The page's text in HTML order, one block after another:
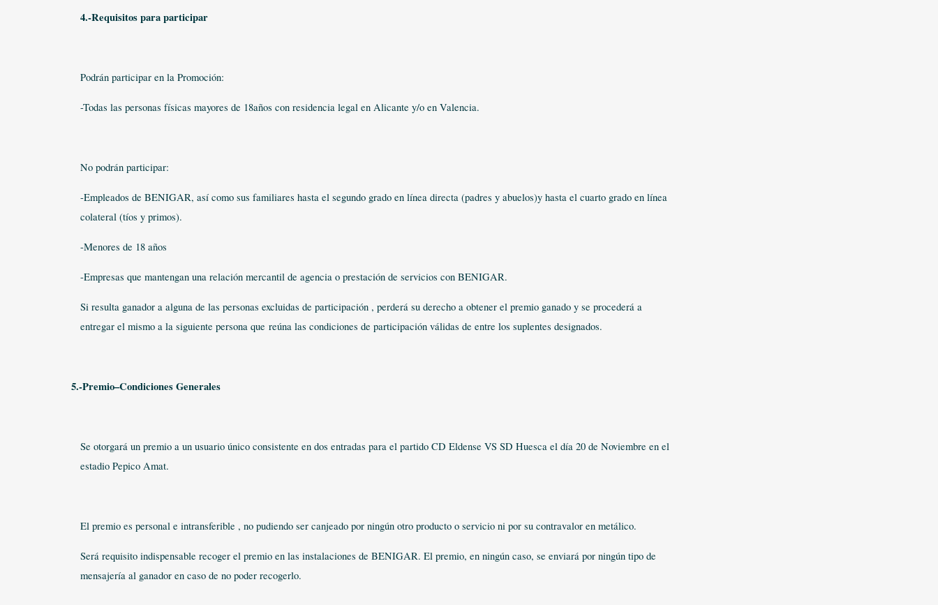
4.-Requisitos para participar
Podrán participar en la Promoción:
-Todas las personas físicas mayores de 18años con residencia legal en Alicante y/o en Valencia.
No podrán participar:
-Empleados de BENIGAR, así como sus familiares hasta el segundo grado en línea directa (padres y abuelos)y hasta el cuarto grado en línea
colateral (tíos y primos).
-Menores de 18 años
-Empresas que mantengan una relación mercantil de agencia o prestación de servicios con BENIGAR.
Si resulta ganador a alguna de las personas excluidas de participación , perderá su derecho a obtener el premio ganado y se procederá a
entregar el mismo a la siguiente persona que reúna las condiciones de participación válidas de entre los suplentes designados.
5.-Premio–Condiciones Generales
Se otorgará un premio a un usuario único consistente en dos entradas para el partido CD Eldense VS SD Huesca el día 20 de Noviembre en el
estadio Pepico Amat.
El premio es personal e intransferible , no pudiendo ser canjeado por ningún otro producto o servicio ni por su contravalor en metálico.
Será requisito indispensable recoger el premio en las instalaciones de BENIGAR. El premio, en ningún caso, se enviará por ningún tipo de
mensajería al ganador en caso de no poder recogerlo.